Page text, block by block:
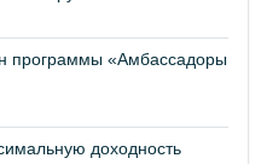
программы «Амбассадоры
доходность